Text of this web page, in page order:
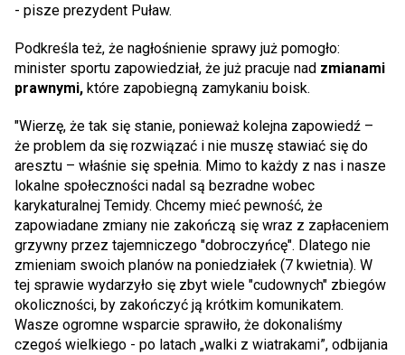
- pisze prezydent Puław.
Podkreśla też, że nagłośnienie sprawy już pomogło:
minister sportu zapowiedział, że już pracuje nad zmianami
prawnymi, które zapobiegną zamykaniu boisk.
"Wierzę, że tak się stanie, ponieważ kolejna zapowiedź –
że problem da się rozwiązać i nie muszę stawiać się do
aresztu – właśnie się spełnia. Mimo to każdy z nas i nasze
lokalne społeczności nadal są bezradne wobec
karykaturalnej Temidy. Chcemy mieć pewność, że
zapowiadane zmiany nie zakończą się wraz z zapłaceniem
grzywny przez tajemniczego "dobroczyńcę". Dlatego nie
zmieniam swoich planów na poniedziałek (7 kwietnia). W
tej sprawie wydarzyło się zbyt wiele "cudownych" zbiegów
okoliczności, by zakończyć ją krótkim komunikatem.
Wasze ogromne wsparcie sprawiło, że dokonaliśmy
czegoś wielkiego - po latach „walki z wiatrakami”, odbijania